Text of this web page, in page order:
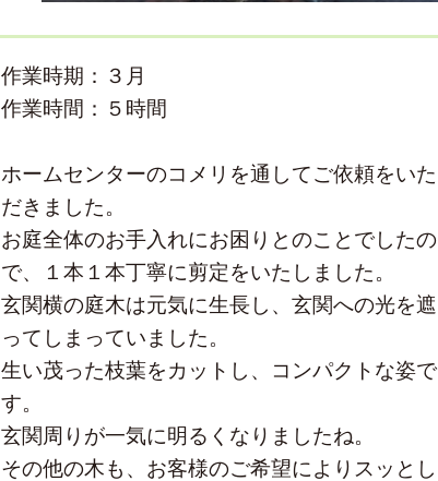
作業時期：３月
作業時間：５時間
ホームセンターのコメリを通してご依頼をいた
だきました。
お庭全体のお手入れにお困りとのことでしたの
で、１本１本丁寧に剪定をいたしました。
玄関横の庭木は元気に生長し、玄関への光を遮
ってしまっていました。
生い茂った枝葉をカットし、コンパクトな姿で
す。
玄関周りが一気に明るくなりましたね。
その他の木も、お客様のご希望によりスッとし